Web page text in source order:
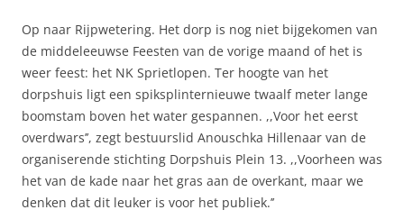
Op naar Rijpwetering. Het dorp is nog niet bijgekomen van
de middeleeuwse Feesten van de vorige maand of het is
weer feest: het NK Sprietlopen. Ter hoogte van het
dorpshuis ligt een spiksplinternieuwe twaalf meter lange
boomstam boven het water gespannen. ,,Voor het eerst
overdwars’’, zegt bestuurslid Anouschka Hillenaar van de
organiserende stichting Dorpshuis Plein 13. ,,Voorheen was
het van de kade naar het gras aan de overkant, maar we
denken dat dit leuker is voor het publiek.’’